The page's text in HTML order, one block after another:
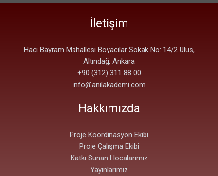
İletişim
Hacı Bayram Mahallesi Boyacılar Sokak No: 14/2 Ulus,
Altındağ, Ankara
+90 (312) 311 88 00
info@anilakademi.com
Hakkımızda
Proje Koordinasyon Ekibi
Proje Çalışma Ekibi
Katkı Sunan Hocalarımız
Yayınlarımız